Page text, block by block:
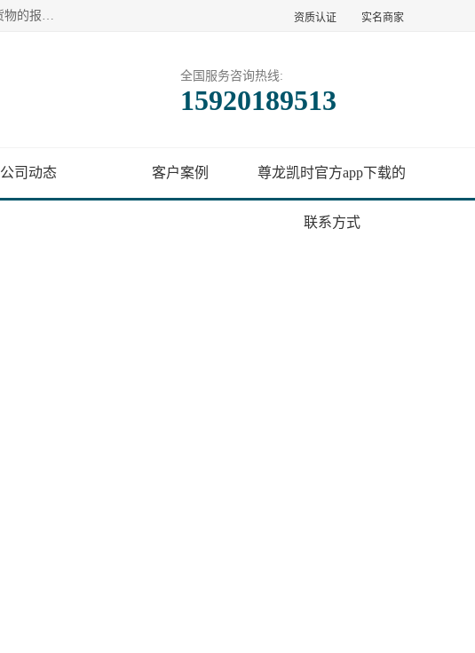
广州市盈亿物流有限公司主要从事：南沙港集装箱拖车、蛇口港集装箱拖车、盐田港集装箱拖车；公司主要提供进出口货物的报关报检、集装箱拖车、特种柜拖车、散货车、仓储搬运、装拆箱配送等港口物流服务。服务区域涵盖全国，起运港口：黄埔港、南沙港、盐田港、蛇口港等码头以及广州白云机场和火车站如南沙港火车站、 大朗、增城西、石龙等货运站。 资质认证 实名商家
全国服务咨询热线:
15920189513
公司动态 客户案例 尊龙凯时官方app下载的
联系方式